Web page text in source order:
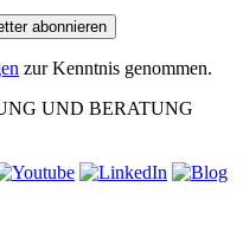
abonnieren
zur Kenntnis genommen.
UND BERATUNG